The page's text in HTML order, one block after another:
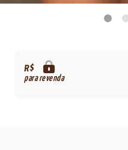
R$
para revenda